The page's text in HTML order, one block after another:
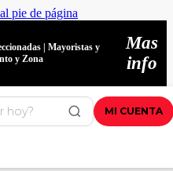
pie de página
| Mayoristas y
y Zona
Mas
info
MI CUENTA